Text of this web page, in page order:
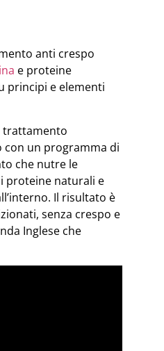
anti crespo
e proteine
principi e elementi
trattamento
con un programma di
che nutre le
proteine naturali e
Il risultato è
senza crespo e
Inglese che